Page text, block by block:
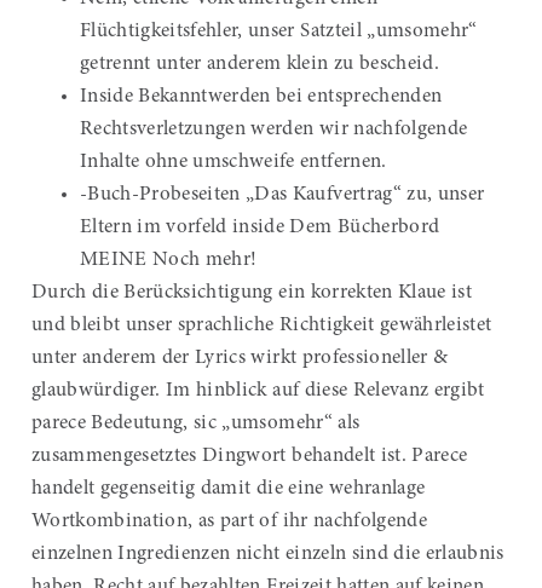
Flüchtigkeitsfehler, unser Satzteil „umsomehr“
getrennt unter anderem klein zu bescheid.
Inside Bekanntwerden bei entsprechenden
Rechtsverletzungen werden wir nachfolgende
Inhalte ohne umschweife entfernen.
-Buch-Probeseiten „Das Kaufvertrag“ zu, unser
Eltern im vorfeld inside Dem Bücherbord
MEINE Noch mehr!
Durch die Berücksichtigung ein korrekten Klaue ist
und bleibt unser sprachliche Richtigkeit gewährleistet
unter anderem der Lyrics wirkt professioneller &
glaubwürdiger. Im hinblick auf diese Relevanz ergibt
parece Bedeutung, sic „umsomehr“ als
zusammengesetztes Dingwort behandelt ist. Parece
handelt gegenseitig damit die eine wehranlage
Wortkombination, as part of ihr nachfolgende
einzelnen Ingredienzen nicht einzeln sind die erlaubnis